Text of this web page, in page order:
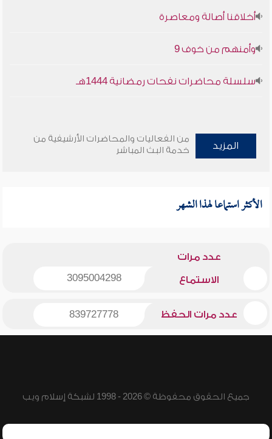
أخلاقنا أصالة ومعاصرة
وأمنهم من خوف 9
سلسلة محاضرات نفحات رمضانية 1444هـ
المزيد
من الفعاليات والمحاضرات الأرشيفية من
خدمة البث المباشر
الأكثر استماعا لهذا الشهر
عدد مرات
الاستماع 3095004298
عدد مرات الحفظ 839727778
جميع الحقوق محفوظة © 2026 - 1998 لشبكة إسلام ويب